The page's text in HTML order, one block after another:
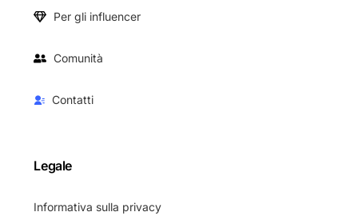
Per gli influencer
Comunità
Contatti
Legale
Informativa sulla privacy